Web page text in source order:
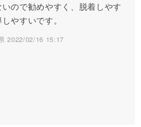
ので勧めやすく、脱着しやす
やすいです。
2022/02/16 15:17